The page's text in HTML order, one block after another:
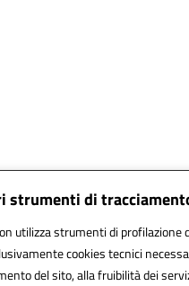
strumenti di
utilizza strumenti di profilazione
cookies tecnici
del sito, alla fruibilità dei